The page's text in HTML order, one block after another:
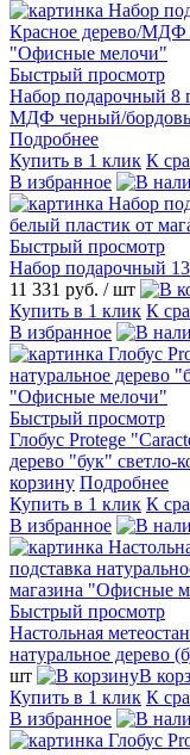
Быстрый просмотр
Набор подарочный 8
МДФ черный/
Подробнее
Купить в 1 клик К
В избранное
Быстрый просмотр
Набор подарочный
11 331 руб. / шт
Купить в 1 клик К
В избранное
Быстрый просмотр
Глобус Protege
дерево "бук" светло-
корзину Подробнее
Купить в 1 клик К
В избранное
Быстрый просмотр
Настольная
натуральное дерево
шт
В
Купить в 1 клик К
В избранное